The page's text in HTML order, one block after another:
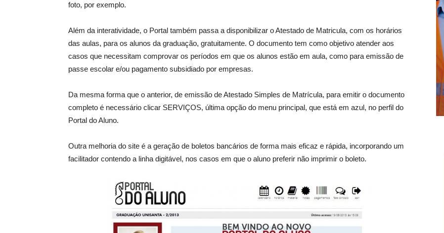
foto, por exemplo.
Além da interatividade, o Portal também passa a disponibilizar o Atestado de Matricula, com os horários
das aulas, para os alunos da graduação, gratuitamente. O documento tem como objetivo atender aos
casos que necessitam comprovar os períodos em que os alunos estão em aula, como para emissão de
passe escolar e/ou pagamento subsidiado por empresas.
Da mesma forma que o anterior, de emissão de Atestado Simples de Matrícula, para emitir o documento
completo é necessário clicar SERVIÇOS, última opção do menu principal, que está em azul, no perfil do
Portal do Aluno.
Outra melhoria do site é a geração de boletos bancários de forma mais eficaz e rápida, incorporando um
facilitador contendo a linha digitável, nos casos em que o aluno preferir não imprimir o boleto.